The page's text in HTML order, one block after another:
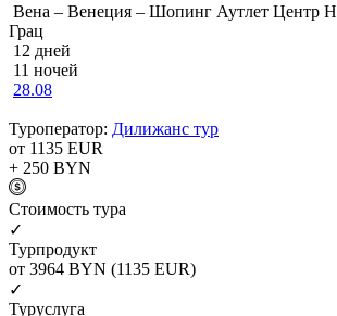
Вена – Венеция – Шопинг Аутлет Центр
Грац
12 дней
11 ночей
28.08
Туроператор: Дилижанс тур
от 1135 EUR
+ 250 BYN
Cтоимость тура
✓
Турпродукт
от 3964 BYN (1135 EUR)
✓
Туруслуга